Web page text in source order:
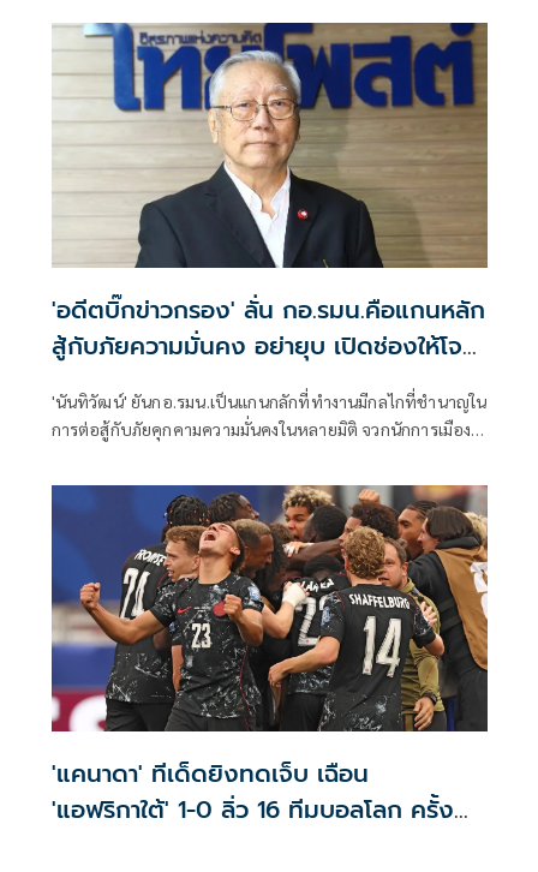
'อดีตบิ๊กข่าวกรอง' ลั่น กอ.รมน.คือแกนหลัก
สู้กับภัยความมั่นคง อย่ายุบ เปิดช่องให้โจร
'นันทิวัฒน์' ยันกอ.​รมน.เป็นแกนกลักที่ทำงานมีกลไกที่ชำนาญใน
การต่อสู้กับภัยคุกคามความมั่นคงในหลายมิติ จวกนักการเมือง
อย่ายุบ​กอ.รมน.เด็ดขาด​ จะเปิดช่องให้โจรแบ่งแยกดิน
แดน3จว.ภาคใต้ได้เปรียบ
'แคนาดา' ทีเด็ดยิงทดเจ็บ เฉือน
'แอฟริกาใต้' 1-0 ลิ่ว 16 ทีมบอลโลก ครั้ง